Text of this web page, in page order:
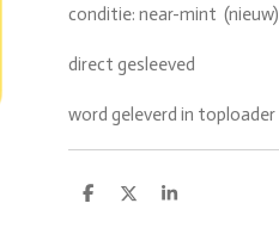
conditie: near-mint (nieuw)
direct gesleeved
word geleverd in toploader
D
D
S